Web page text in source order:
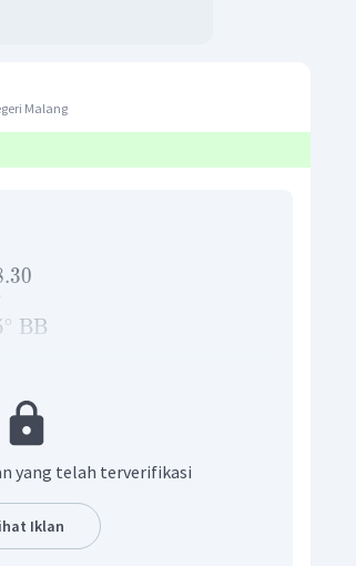
Malang
∘ BB
ke Timur. Periode rotasi Bumi
jam 56 menit). Rotasi Bumi
360
derajat dan membutuhkan
putaran. Dalam sekali rotasi, tiap
yang telah terverifikasi
Iklan